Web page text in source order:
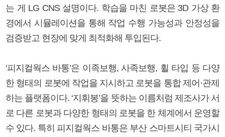
는 게 LG CNS 설명이다. 학습을 마친 로봇은 3D 가상 환
경에서 시뮬레이션을 통해 작업 수행 가능성과 안정성을
검증받고 현장에 맞게 최적화해 투입된다.
‘피지컬웍스 바통’은 이족보행, 사족보행, 휠 타입 등 다양
한 형태의 로봇에 작업을 지시하고 로봇을 통합 제어·관제
하는 플랫폼이다. ‘지휘봉’을 뜻하는 이름처럼 제조사가 서
로 다른 로봇과 다양한 형태의 로봇을 한 체계에서 운영할
수 있다. 특히 피지컬웍스 바통은 부산 스마트시티 국가시